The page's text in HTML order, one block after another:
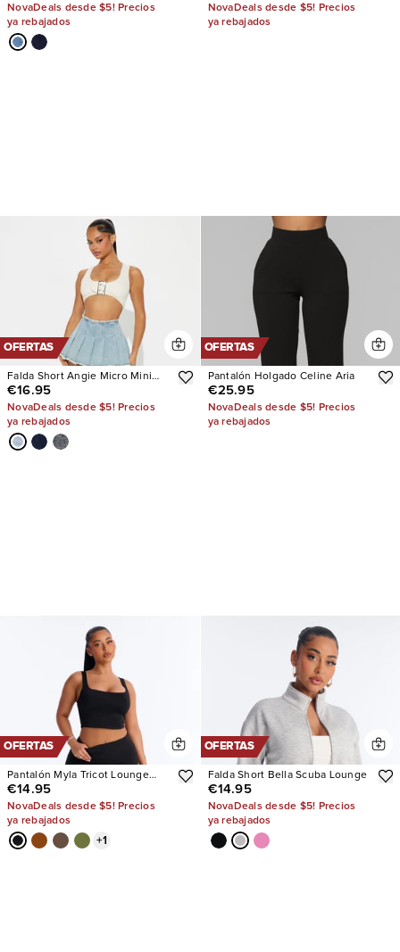
NovaDeals desde $5! Precios
ya rebajados
NovaDeals desde $5! Precios
ya rebajados
OFERTAS
Falda Short Angie Micro Mini
Pleated
€16.95
NovaDeals desde $5! Precios
ya rebajados
OFERTAS
Pantalón Holgado Celine Aria
€25.95
NovaDeals desde $5! Precios
ya rebajados
OFERTAS
Pantalón Myla Tricot Lounge
Fold Over Flare
€14.95
NovaDeals desde $5! Precios
ya rebajados
+1
OFERTAS
Falda Short Bella Scuba Lounge
€14.95
NovaDeals desde $5! Precios
ya rebajados